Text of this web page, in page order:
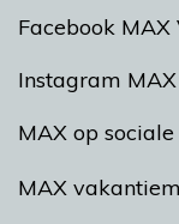
Facebook MAX
Instagram
MAX op
MAX